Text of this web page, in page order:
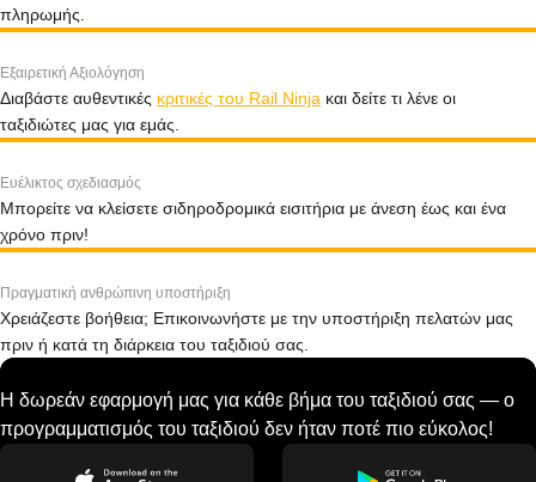
πληρωμής.
Εξαιρετική Αξιολόγηση
Διαβάστε αυθεντικές κριτικές του Rail Ninja και δείτε τι λένε οι
ταξιδιώτες μας για εμάς.
Ευέλικτος σχεδιασμός
Μπορείτε να κλείσετε σιδηροδρομικά εισιτήρια με άνεση έως και ένα
χρόνο πριν!
Πραγματική ανθρώπινη υποστήριξη
Χρειάζεστε βοήθεια; Επικοινωνήστε με την υποστήριξη πελατών μας
πριν ή κατά τη διάρκεια του ταξιδιού σας.
Η δωρεάν εφαρμογή μας για κάθε βήμα του ταξιδιού σας — ο
προγραμματισμός του ταξιδιού δεν ήταν ποτέ πιο εύκολος!